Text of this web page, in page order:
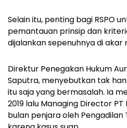
Selain itu, penting bagi RSPO
pemantauan prinsip dan
dijalankan sepenuhnya di akar
Direktur Penegakan Hukum
Saputra, menyebutkan tak
itu saja yang bermasalah. Ia
2019 lalu Managing Director PT
bulan penjara oleh